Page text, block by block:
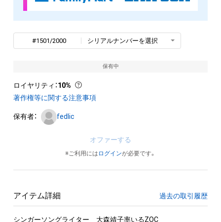
#1501/2000 シリアルナンバーを選択
保有中
ロイヤリティ ：10%
著作権等に関する注意事項
保有者： fedlic
オファーする
※ご利用には ログインが必要です。
アイテム詳細 過去の取引履歴
シンガーソングライター　大森靖子率いるZOC